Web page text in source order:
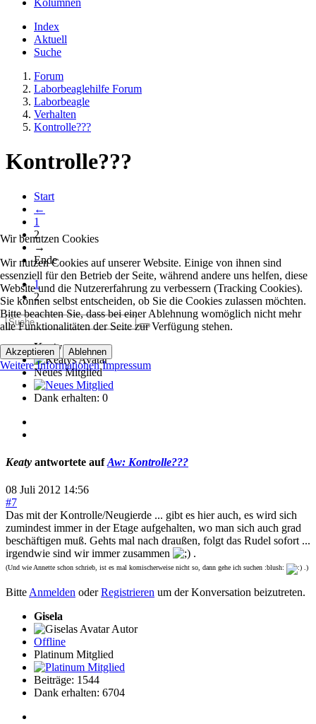
Kolumnen
Index
Aktuell
Suche
Forum
Laborbeaglehilfe Forum
Laborbeagle
Verhalten
Kontrolle???
Kontrolle???
Start
←
1
2
→
Ende
1
2
Keaty
Neues Mitglied
Dank erhalten: 0
Keaty antwortete aufAw: Kontrolle???
08 Juli 2012 14:56
#7
Das mit der Kontrolle/Neugierde ... gibt es hier auch, es wird sich
zumindest immer in der Etage aufgehalten, wo man sich auch grad
beschäftigen muß. Gehts mal nach draußen, folgt das Rudel sofort ...
irgendwie sind wir immer zusammen
.
(Und wie Annette schon schrieb, ist es mal komischerweise nicht so, dann gehe ich suchen :blush: .)
BitteAnmelden oderRegistrieren um der Konversation beizutreten.
Gisela
Autor
Offline
Platinum Mitglied
Beiträge: 1544
Dank erhalten: 6704
Wir benutzen Cookies
Wir nutzen Cookies auf unserer Website. Einige von ihnen sind
essenziell für den Betrieb der Seite, während andere uns helfen, diese
Website und die Nutzererfahrung zu verbessern (Tracking Cookies).
Sie können selbst entscheiden, ob Sie die Cookies zulassen möchten.
Bitte beachten Sie, dass bei einer Ablehnung womöglich nicht mehr
alle Funktionalitäten der Seite zur Verfügung stehen.
Akzeptieren Ablehnen
Weitere Informationen Impressum